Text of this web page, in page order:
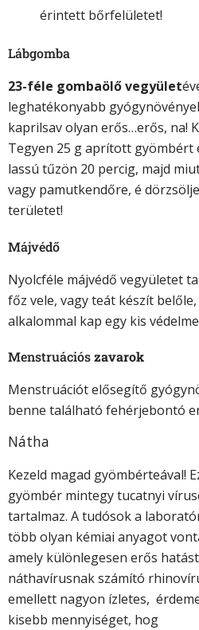
érintett bőrfelületet!
Lábgomba
23-féle gombaölő vegyület
leghatékonyabb
kaprilsav olyan erős…erős, na!
Tegyen 25 g aprított gyömbért
lassú tűzön 20 percig, majd
vagy pamutkendőre, é
területet!
Májvédő
Nyolcféle májvédő vegyületet
főz vele, vagy teát készít
alkalommal kap egy kis
Menstruációszavarok
Menstruációt elősegítő
benne található fehérjebontó
Nátha
Kezeld magad gyömbérteával!
gyömbér mintegy tucatnyi
tartalmaz. A tudósok a
több olyan kémiai anyagot
amely különlegesen erős
náthavírusnak számító
emellett nagyon ízletes,
kisebb mennyiséget, hog